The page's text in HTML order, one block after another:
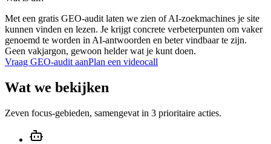
Met een gratis GEO-audit laten we zien of AI-zoekmachines je site
kunnen vinden en lezen. Je krijgt concrete verbeterpunten om vaker
genoemd te worden in AI-antwoorden en beter vindbaar te zijn.
Geen vakjargon, gewoon helder wat je kunt doen.
Vraag GEO-audit aanPlan een videocall
Wat we bekijken
Zeven focus-gebieden, samengevat in 3 prioritaire acties.